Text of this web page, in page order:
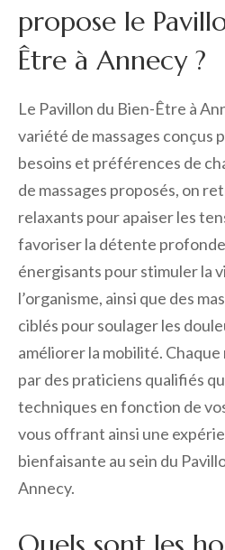
propose le
Être à Annecy ?
Le Pavillon du Bien-Être à
variété de massages conçus
besoins et préférences de
de massages proposés, on
relaxants pour apaiser les
favoriser la détente
énergisants pour stimuler la
l’organisme, ainsi que des
ciblés pour soulager les
améliorer la mobilité. Chaque
par des praticiens qualifiés
techniques en fonction de
vous offrant ainsi une
bienfaisante au sein du
Annecy.